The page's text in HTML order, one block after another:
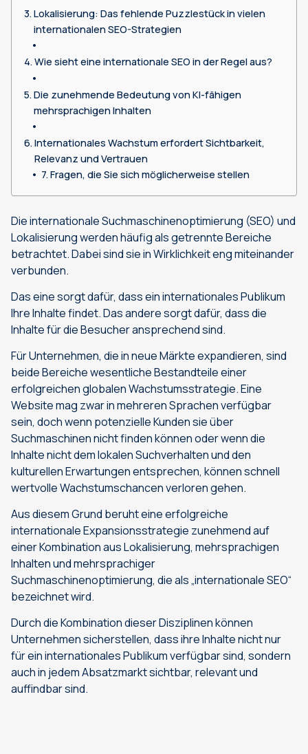
Lokalisierung: Das fehlende Puzzlestück in vielen
internationalen SEO-Strategien
Wie sieht eine internationale SEO in der Regel aus?
Die zunehmende Bedeutung von KI-fähigen
mehrsprachigen Inhalten
Internationales Wachstum erfordert Sichtbarkeit,
Relevanz und Vertrauen
Fragen, die Sie sich möglicherweise stellen
Die internationale Suchmaschinenoptimierung (SEO) und
Lokalisierung werden häufig als getrennte Bereiche
betrachtet. Dabei sind sie in Wirklichkeit eng miteinander
verbunden.
Das eine sorgt dafür, dass ein internationales Publikum
Ihre Inhalte findet. Das andere sorgt dafür, dass die
Inhalte für die Besucher ansprechend sind.
Für Unternehmen, die in neue Märkte expandieren, sind
beide Bereiche wesentliche Bestandteile einer
erfolgreichen globalen Wachstumsstrategie. Eine
Website mag zwar in mehreren Sprachen verfügbar
sein, doch wenn potenzielle Kunden sie über
Suchmaschinen nicht finden können oder wenn die
Inhalte nicht dem lokalen Suchverhalten und den
kulturellen Erwartungen entsprechen, können schnell
wertvolle Wachstumschancen verloren gehen.
Aus diesem Grund beruht eine erfolgreiche
internationale Expansionsstrategie zunehmend auf
einer Kombination aus Lokalisierung, mehrsprachigen
Inhalten und mehrsprachiger
Suchmaschinenoptimierung, die als „internationale SEO“
bezeichnet wird.
Durch die Kombination dieser Disziplinen können
Unternehmen sicherstellen, dass ihre Inhalte nicht nur
für ein internationales Publikum verfügbar sind, sondern
auch in jedem Absatzmarkt sichtbar, relevant und
auffindbar sind.